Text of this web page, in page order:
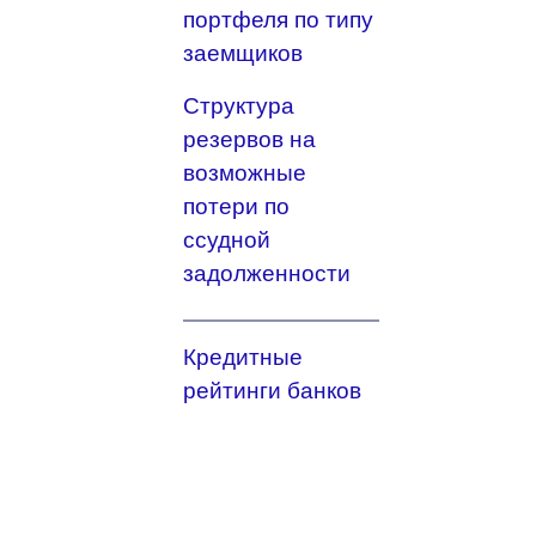
портфеля по типу
заемщиков
Структура
резервов на
возможные
потери по
ссудной
задолженности
Кредитные
рейтинги банков